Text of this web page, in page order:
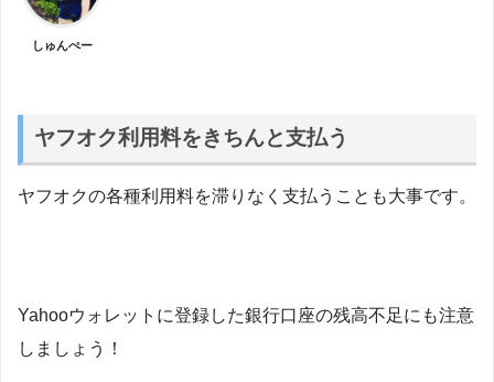
しゅんぺー
ヤフオク利用料をきちんと支払う
ヤフオクの各種利用料を滞りなく支払うことも大事です。
Yahooウォレットに登録した銀行口座の残高不足にも注意
しましょう！